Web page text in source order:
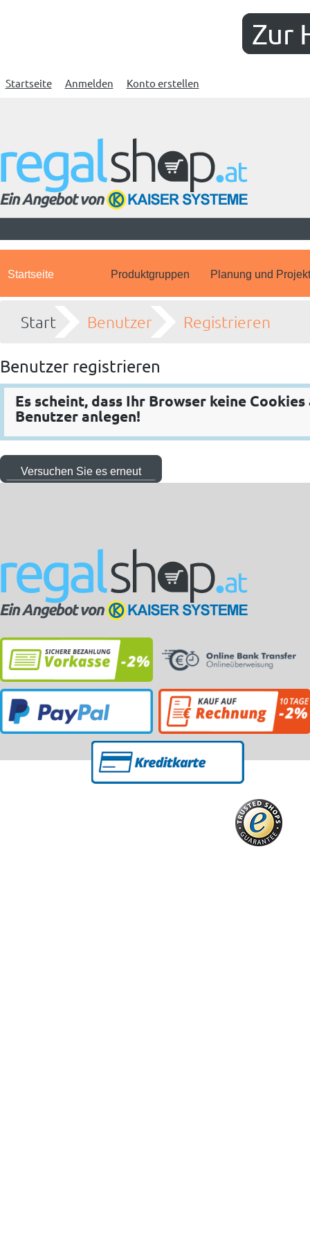
Zur
Startseite Anmelden Konto erstellen
Startseite Produktgruppen Planung und
Start Benutzer Registrieren
Benutzer registrieren
Es scheint, dass Ihr Browser keine
Benutzer anlegen!